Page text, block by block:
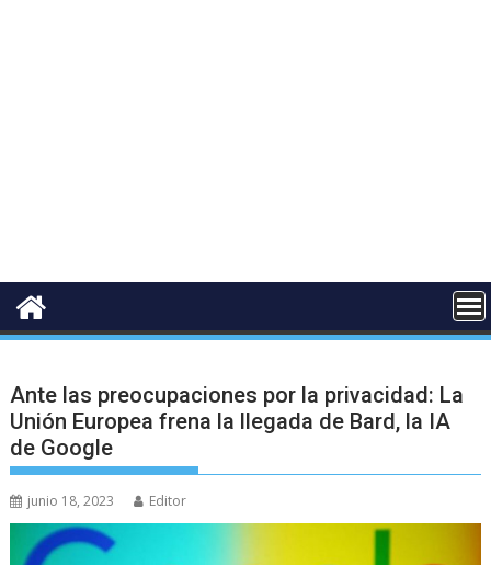
Ante las preocupaciones por la privacidad: La
Unión Europea frena la llegada de Bard, la IA
de Google
junio 18, 2023 Editor